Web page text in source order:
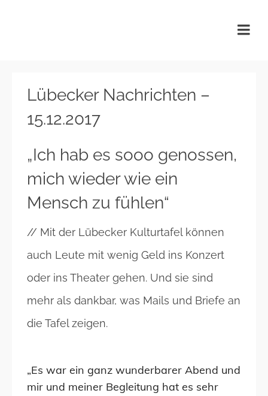
Lübecker Nachrichten –
15.12.2017
„Ich hab es sooo genossen,
mich wieder wie ein
Mensch zu fühlen“
// Mit der Lübecker Kulturtafel können
auch Leute mit wenig Geld ins Konzert
oder ins Theater gehen. Und sie sind
mehr als dankbar, was Mails und Briefe an
die Tafel zeigen.
„Es war ein ganz wunderbarer Abend und
mir und meiner Begleitung hat es sehr